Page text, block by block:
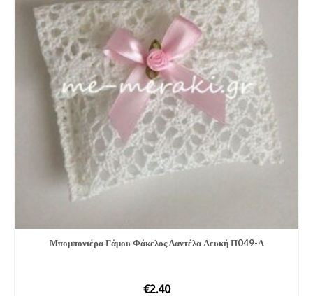
Μπομπονιέ­ρα Γάμου Φάκελος Δαντέλα Λευκή Π049-Α
€2.40